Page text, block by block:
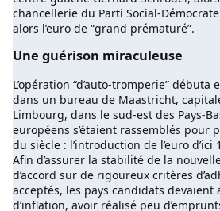
chancellerie du Parti Social-
alors l’euro de “grand prématuré”.
Une guérison miraculeuse
L’opération “d’auto-tromperie” débuta
dans un bureau de Maastricht,
Limbourg, dans le sud-est des Pays-
européens s’étaient rassemblés pour
du siècle : l’introduction de l’euro d’ici
Afin d’assurer la stabilité de la
d’accord sur de rigoureux critères
acceptés, les pays candidats
d’inflation, avoir réalisé peu